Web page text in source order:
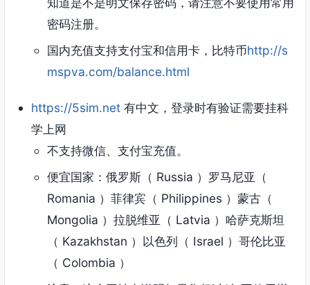
密码注册。
国内充值支持支付宝和信用卡，比特币http://s
mspva.com/balance.html
https://5sim.net 有中文，登录时有验证需要挂科
学上网
不支持微信、支付宝充值。
便宜国家：俄罗斯（ Russia ）罗马尼亚（
Romania ）菲律宾（ Philippines ）蒙古（
Mongolia ）拉脱维亚（ Latvia ）哈萨克斯坦
（ Kazakhstan ）以色列（ Israel ）哥伦比亚
（ Colombia ）